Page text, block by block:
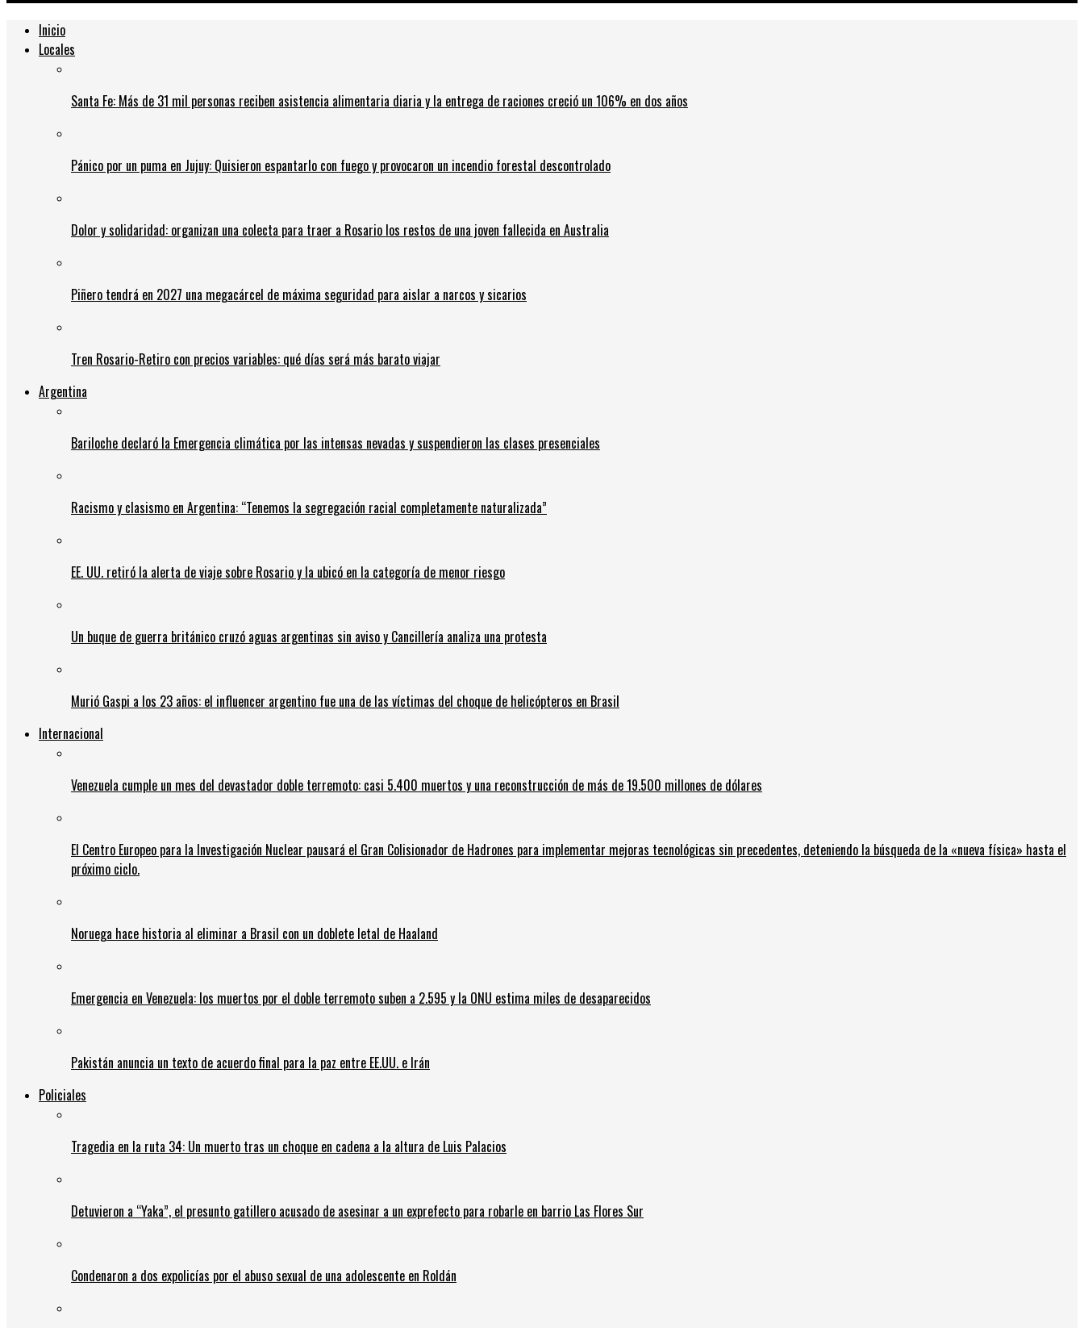
Inicio
Locales
Santa Fe: Más de 31 mil personas reciben asistencia alimentaria diaria y la entrega de raciones creció un 106% en dos años
Pánico por un puma en Jujuy: Quisieron espantarlo con fuego y provocaron un incendio forestal descontrolado
Dolor y solidaridad: organizan una colecta para traer a Rosario los restos de una joven fallecida en Australia
Piñero tendrá en 2027 una megacárcel de máxima seguridad para aislar a narcos y sicarios
Tren Rosario-Retiro con precios variables: qué días será más barato viajar
Argentina
Bariloche declaró la Emergencia climática por las intensas nevadas y suspendieron las clases presenciales
Racismo y clasismo en Argentina: “Tenemos la segregación racial completamente naturalizada”
EE. UU. retiró la alerta de viaje sobre Rosario y la ubicó en la categoría de menor riesgo
Un buque de guerra británico cruzó aguas argentinas sin aviso y Cancillería analiza una protesta
Murió Gaspi a los 23 años: el influencer argentino fue una de las víctimas del choque de helicópteros en Brasil
Internacional
Venezuela cumple un mes del devastador doble terremoto: casi 5.400 muertos y una reconstrucción de más de 19.500 millones de dólares
El Centro Europeo para la Investigación Nuclear pausará el Gran Colisionador de Hadrones para implementar mejoras tecnológicas sin precedentes, deteniendo la búsqueda de la «nueva física» hasta el
próximo ciclo.
Noruega hace historia al eliminar a Brasil con un doblete letal de Haaland
Emergencia en Venezuela: los muertos por el doble terremoto suben a 2.595 y la ONU estima miles de desaparecidos
Pakistán anuncia un texto de acuerdo final para la paz entre EE.UU. e Irán
Policiales
Tragedia en la ruta 34: Un muerto tras un choque en cadena a la altura de Luis Palacios
Detuvieron a “Yaka”, el presunto gatillero acusado de asesinar a un exprefecto para robarle en barrio Las Flores Sur
Condenaron a dos expolicías por el abuso sexual de una adolescente en Roldán